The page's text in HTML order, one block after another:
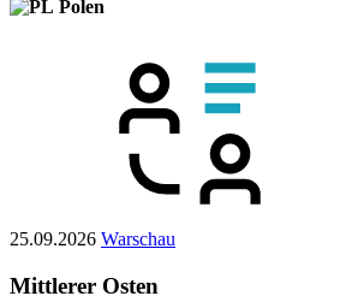
Polen
25.09.2026 Warschau
Mittlerer Osten